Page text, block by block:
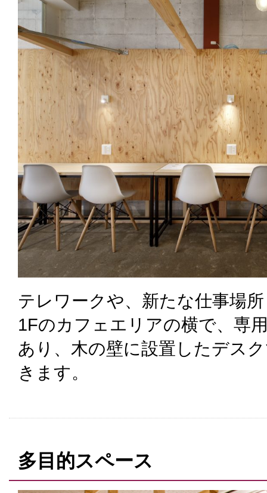
テレワークや、新たな仕事場
1Fのカフェエリアの横で、専
あり、木の壁に設置したデス
きます。
多目的スペース